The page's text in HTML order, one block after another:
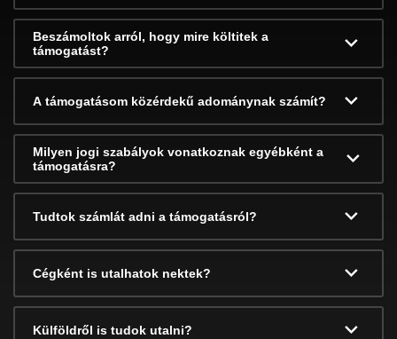
Beszámoltok arról, hogy mire költitek a
támogatást?
A támogatásom közérdekű adománynak számít?
Milyen jogi szabályok vonatkoznak egyébként a
támogatásra?
Tudtok számlát adni a támogatásról?
Cégként is utalhatok nektek?
Külföldről is tudok utalni?